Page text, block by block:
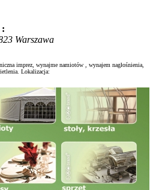
:
Warszawa
imprez, wynajme namiotów , wynajem nagłośnienia,
Lokalizacja: